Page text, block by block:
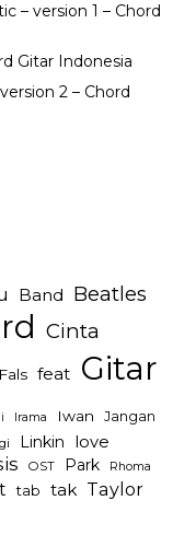
– version 1 – Chord
Gitar Indonesia
2 – Chord
Band Beatles
Cinta
Fals feat Gitar
Irama Iwan Jangan
Linkin love
OST Park Rhoma
tab tak Taylor